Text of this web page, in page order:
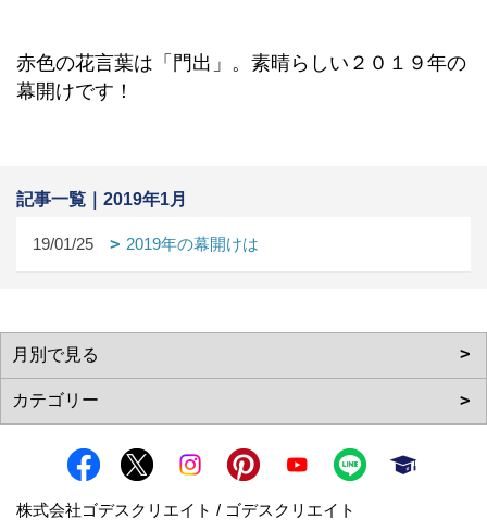
赤色の花言葉は「門出」。素晴らしい２０１９年の
幕開けです！
記事一覧｜2019年1月
19/01/25 2019年の幕開けは
株式会社ゴデスクリエイト / ゴデスクリエイト